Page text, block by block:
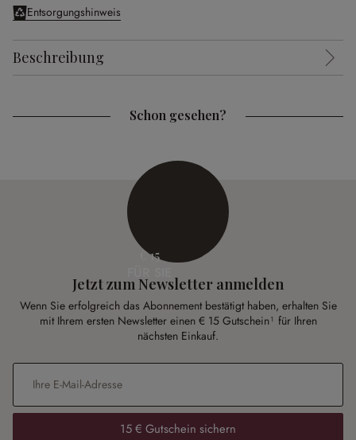
Entsorgungshinweis
Beschreibung
Schon gesehen?
€ 15
Jetzt zum Newsletter anmelden
Wenn Sie erfolgreich das Abonnement bestätigt haben, erhalten Sie
mit Ihrem ersten Newsletter einen € 15 Gutschein¹ für Ihren
nächsten Einkauf.
E-Mail-Adresse
15 € Gutschein sichern